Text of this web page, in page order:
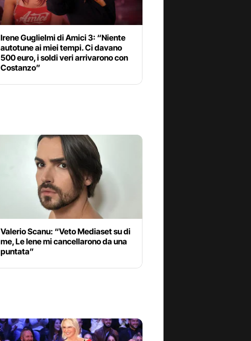
Irene Guglielmi di Amici 3: “Niente
autotune ai miei tempi. Ci davano
500 euro, i soldi veri arrivarono con
Costanzo”
Valerio Scanu: “Veto Mediaset su di
me, Le Iene mi cancellarono da una
puntata”